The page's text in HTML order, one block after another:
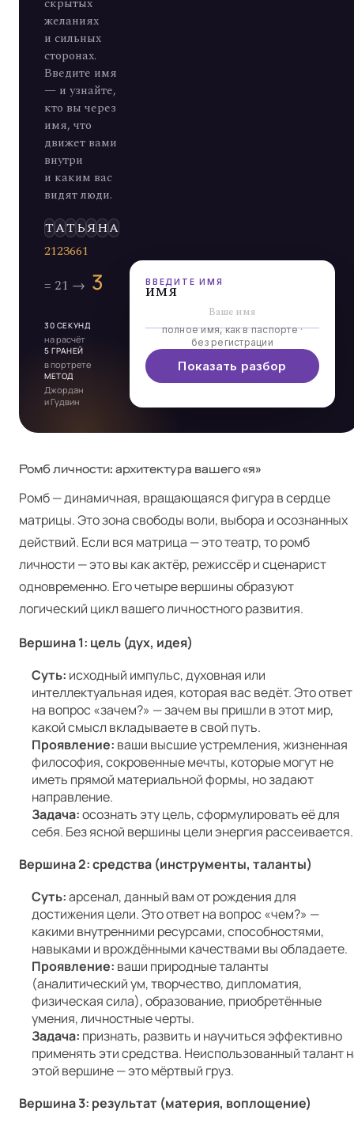
желаниях
и сильных
сторонах.
Введите имя
— и узнайте,
кто вы через
имя, что
движет вами
внутри
и каким вас
видят люди.
Э
30 СЕКУНД
на расчёт
5 ГРАНЕЙ
в портрете
МЕТОД
Джордан
и Гудвин
ВВЕДИТЕ ИМЯ
имя
полное имя, как в паспорте ·
без регистрации
Показать разбор
Ромб личности: архитектура вашего «я»
Ромб — динамичная, вращающаяся фигура в сердце
матрицы. Это зона свободы воли, выбора и осознанных
действий. Если вся матрица — это театр, то ромб
личности — это вы как актёр, режиссёр и сценарист
одновременно. Его четыре вершины образуют
логический цикл вашего личностного развития.
Вершина 1: цель (дух, идея)
Суть: исходный импульс, духовная или
интеллектуальная идея, которая вас ведёт. Это ответ
на вопрос «зачем?» — зачем вы пришли в этот мир,
какой смысл вкладываете в свой путь.
Проявление: ваши высшие устремления, жизненная
философия, сокровенные мечты, которые могут не
иметь прямой материальной формы, но задают
направление.
Задача:осознать эту цель, сформулировать её для
себя. Без ясной вершины цели энергия рассеивается.
Вершина 2: средства (инструменты, таланты)
Суть:арсенал, данный вам от рождения для
достижения цели. Это ответ на вопрос «чем?» —
какими внутренними ресурсами, способностями,
навыками и врождёнными качествами вы обладаете.
Проявление: ваши природные таланты
(аналитический ум, творчество, дипломатия,
физическая сила), образование, приобретённые
умения, личностные черты.
Задача: признать, развить и научиться эффективно
применять эти средства. Неиспользованный талант
этой вершине — это мёртвый груз.
Вершина 3: результат (материя, воплощение)